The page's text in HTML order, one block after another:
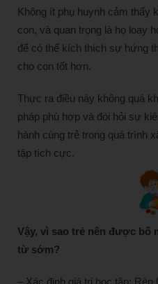
Không ít phụ huynh cảm thấy
con, và quan trọng là họ loay
để có thể kích thích sự hứng
cho con tốt hơn.
Thực ra điều này không quá
pháp phù hợp và đòi hỏi sự
hành cùng trẻ trong quá trình
tập tích cực.
Vậy, vì sao trẻ nên được bố
từ sớm?